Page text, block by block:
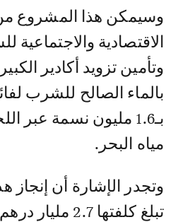
وسيمكن هذا المشروع من
الاقتصادية والاجتماعية
وتأمين تزويد أكادير
بالماء الصالح للشرب
بـ1.6 مليون نسمة عبر
مياه البحر.
وتجدر الإشارة أن إنجاز
تبلغ كلفتها